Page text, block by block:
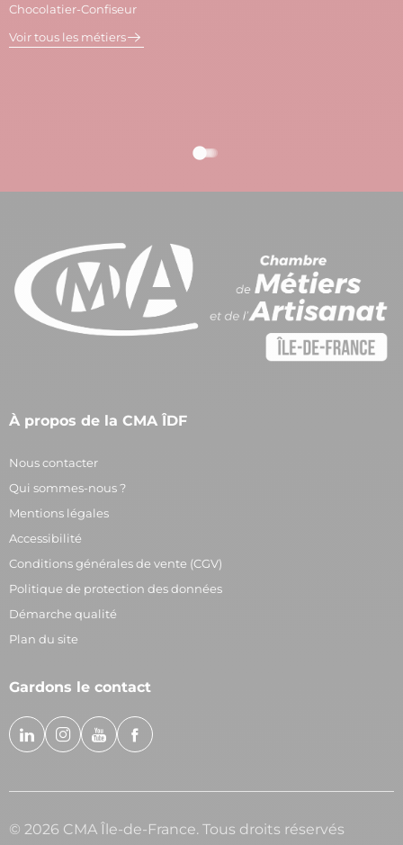
Chocolatier-Confiseur
Voir tous les métiers
À propos de la CMA ÎDF
Nous contacter
Qui sommes-nous ?
Mentions légales
Accessibilité
Conditions générales de vente (CGV)
Politique de protection des données
Démarche qualité
Plan du site
Gardons le contact
© 2026 CMA Île-de-France. Tous droits réservés